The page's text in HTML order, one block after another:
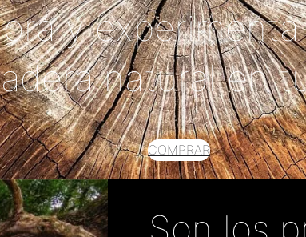
y
natural en
COMPRAR